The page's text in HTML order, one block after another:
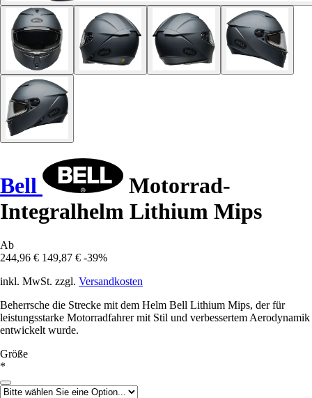
Bell
Motorrad-
Integralhelm Lithium Mips
Ab
244,96 € 149,87 € -39%
inkl. MwSt. zzgl. Versandkosten
Beherrsche die Strecke mit dem Helm Bell Lithium Mips, der für
leistungsstarke Motorradfahrer mit Stil und verbessertem Aerodynamik
entwickelt wurde.
Größe
*